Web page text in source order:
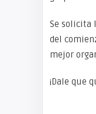
Se solicita
del
mejor
¡Dale que